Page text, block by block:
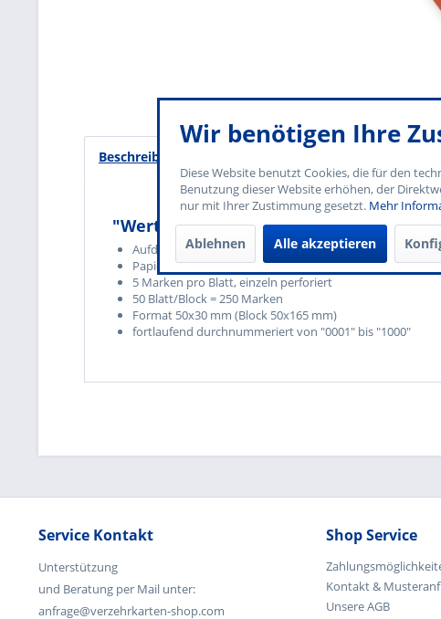
Beschreibung
"Wertmarken "Essen" 5er Block | Rot"
Aufdruck "Essen"
Papier: 120 g/qm Rot
5 Marken pro Blatt, einzeln perforiert
50 Blatt/Block = 250 Marken
Format 50x30 mm (Block 50x165 mm)
fortlaufend durchnummeriert von "0001" bis "1000"
Service Kontakt
Unterstützung
und Beratung per Mail unter:
anfrage@verzehrkarten-shop.com
Shop Service
Kontakt &
Unsere AGB
Wir benötigen Ihre
Diese Website benutzt Cookies, die für den
Benutzung dieser Website erhöhen, der
nur mit Ihrer Zustimmung gesetzt. Mehr
Ablehnen Alle akzeptieren